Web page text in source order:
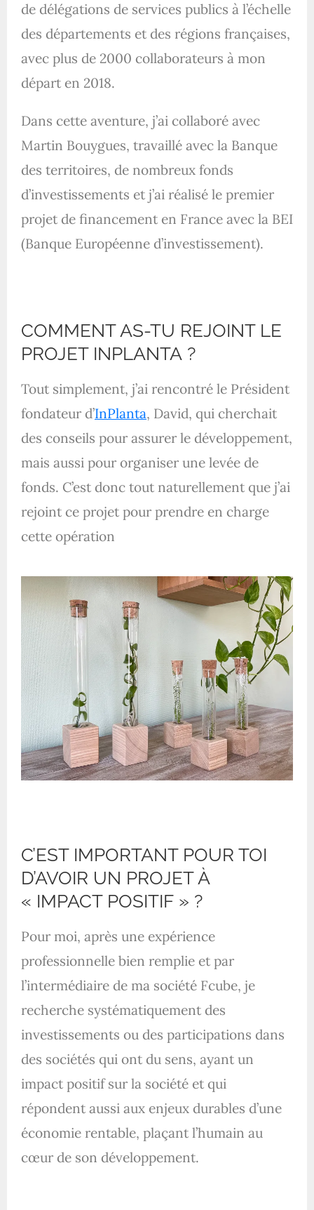
de délégations de services publics à l’échelle
des départements et des régions françaises,
avec plus de 2000 collaborateurs à mon
départ en 2018.
Dans cette aventure, j’ai collaboré avec
Martin Bouygues, travaillé avec la Banque
des territoires, de nombreux fonds
d’investissements et j’ai réalisé le premier
projet de financement en France avec la BEI
(Banque Européenne d’investissement).
COMMENT AS-TU REJOINT LE
PROJET INPLANTA ?
Tout simplement, j’ai rencontré le Président
fondateur d’InPlanta, David, qui cherchait
des conseils pour assurer le développement,
mais aussi pour organiser une levée de
fonds. C’est donc tout naturellement que j’ai
rejoint ce projet pour prendre en charge
cette opération
C’EST IMPORTANT POUR TOI
D’AVOIR UN PROJET À
« IMPACT POSITIF » ?
Pour moi, après une expérience
professionnelle bien remplie et par
l’intermédiaire de ma société Fcube, je
recherche systématiquement des
investissements ou des participations dans
des sociétés qui ont du sens, ayant un
impact positif sur la société et qui
répondent aussi aux enjeux durables d’une
économie rentable, plaçant l’humain au
cœur de son développement.